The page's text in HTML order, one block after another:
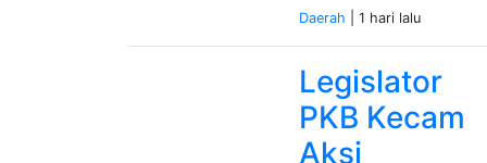
Daerah | 1 hari lalu
Legislator
PKB Kecam
Aksi